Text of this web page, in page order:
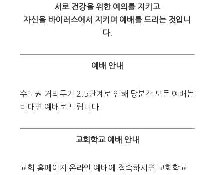
서로 건강을 위한 예의를 지키고
자신을 바이러스에서 지키며 예배를 드리는 것입니
다.
예배 안내
수도권 거리두기 2.5단계로 인해 당분간 모든 예배는
비대면 예배로 드립니다.
교회학교 예배 안내
교회 홈페이지 온라인 예배에 접속하시면 교회학교